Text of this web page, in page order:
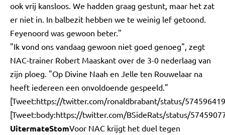
ook vrij kansloos. We hadden graag gestunt, maar het zat
er niet in. In balbezit hebben we te weinig lef getoond.
Feyenoord was gewoon beter."
"Ik vond ons vandaag gewoon niet goed genoeg", zegt
NAC-trainer Robert Maaskant over de 3-0 nederlaag van
zijn ploeg. "Op Divine Naah en Jelle ten Rouwelaar na
heeft iedereen een onvoldoende gespeeld."
[Tweet:https://twitter.com/ronaldbrabant/status/
[Tweet:body:https://twitter.com/BSideRats/status/
UitermateStomVoor NAC krijgt het duel tegen